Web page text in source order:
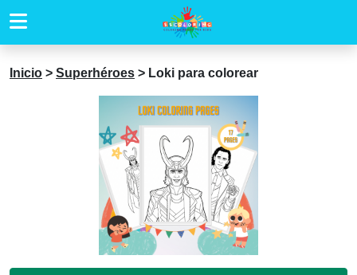
Inicio > Superhéroes > Loki para colorear